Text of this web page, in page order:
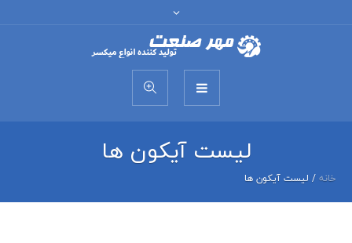
لیست آیکون ها
خانه/ لیست آیکون ها